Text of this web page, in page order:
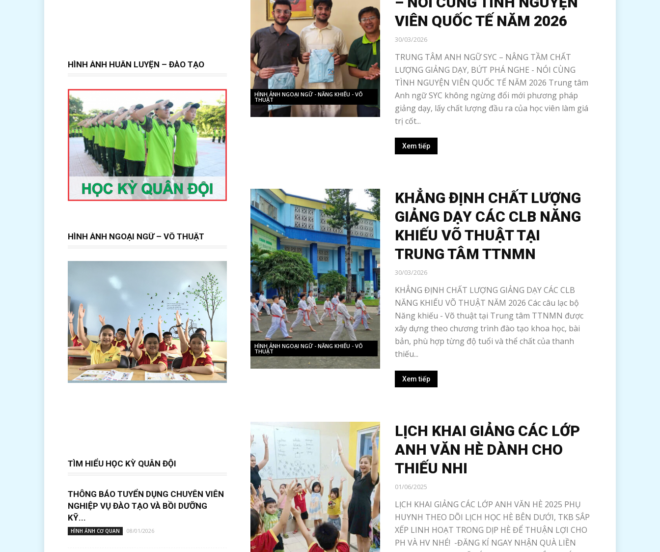
HÌNH ẢNH NGOẠI NGỮ - NĂNG KHIẾU - VÕ
THUẬT
VIÊN QUỐC TẾ NĂM 2026
30/03/2026
TRUNG TÂM ANH NGỮ SYC – NÂNG TẦM CHẤT
LƯỢNG GIẢNG DẠY, BỨT PHÁ NGHE - NÓI CÙNG
TÌNH NGUYỆN VIÊN QUỐC TẾ NĂM 2026 Trung tâm
Anh ngữ SYC không ngừng đổi mới phương pháp
giảng dạy, lấy chất lượng đầu ra của học viên làm giá
trị cốt...
Xem tiếp
HÌNH ẢNH NGOẠI NGỮ - NĂNG KHIẾU - VÕ
THUẬT
KHẲNG ĐỊNH CHẤT LƯỢNG
GIẢNG DẠY CÁC CLB NĂNG
KHIẾU VÕ THUẬT TẠI
TRUNG TÂM TTNMN
30/03/2026
KHẲNG ĐỊNH CHẤT LƯỢNG GIẢNG DẠY CÁC CLB
NĂNG KHIẾU VÕ THUẬT NĂM 2026 Các câu lạc bộ
Năng khiếu - Võ thuật tại Trung tâm TTNMN được
xây dựng theo chương trình đào tạo khoa học, bài
bản, phù hợp từng độ tuổi và thể chất của thanh
thiếu...
Xem tiếp
LỊCH KHAI GIẢNG CÁC LỚP
ANH VĂN HÈ DÀNH CHO
THIẾU NHI
01/06/2025
LỊCH KHAI GIẢNG CÁC LỚP ANH VĂN HÈ 2025 PHỤ
HUYNH THEO DÕI LỊCH HỌC HÈ BÊN DƯỚI, TKB SẮP
XẾP LINH HOẠT TRONG DỊP HÈ ĐỂ THUẬN LỢI CHO
PH VÀ HV NHÉ! -ĐĂNG KÍ NGAY NHẬN QUÀ LIỀN
HÌNH ẢNH HUẤN LUYỆN – ĐÀO TẠO
HÌNH ẢNH NGOẠI NGỮ – VÕ THUẬT
TÌM HIỂU HỌC KỲ QUÂN ĐỘI
THÔNG BÁO TUYỂN DỤNG CHUYÊN VIÊN
NGHIỆP VỤ ĐÀO TẠO VÀ BỒI DƯỠNG
KỸ...
HÌNH ẢNH CƠ QUAN 08/01/2026